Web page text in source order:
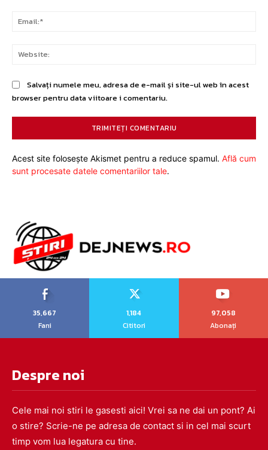
Salvați numele meu, adresa de e-mail și site-ul web în acest
browser pentru data viitoare i comentariu.
Acest site folosește Akismet pentru a reduce spamul. Află cum
sunt procesate datele comentariilor tale.
35,667
Fani
1,184
Cititori
97,058
Abonați
Despre noi
Cele mai noi stiri le gasesti aici! Vrei sa ne dai un pont? Ai
o stire? Scrie-ne pe adresa de contact si in cel mai scurt
timp vom lua legatura cu tine.